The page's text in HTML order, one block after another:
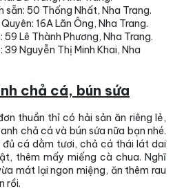
sẵn: 50 Thống Nhất, Nha Trang.
16A Lãn Ông, Nha Trang.
Lê Thành Phương, Nha Trang.
39 Nguyễn Thị Minh Khai, Nha
chả cá, bún sứa
thuần thỉ có hải sản ăn riêng lẻ,
chả cá và bún sứa nữa bạn nhé.
cá dằm tươi, chả cá thái lát dai
thêm mấy miếng cà chua. Nghĩ
mát lại ngon miệng, ăn thêm rau
rồi.